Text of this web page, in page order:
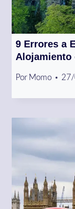
9 Errores a
Alojamiento
Por Momo